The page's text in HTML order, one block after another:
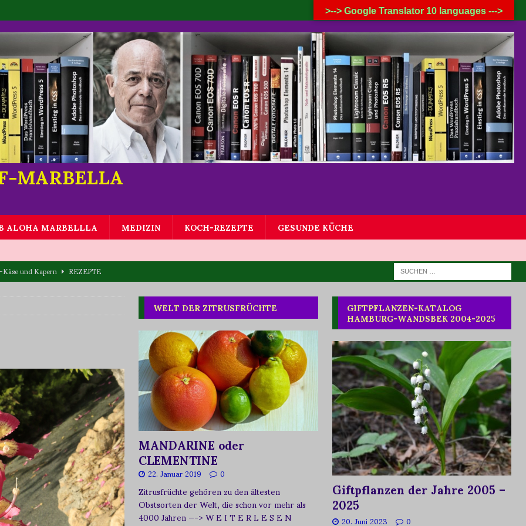
7. AUGUST 2026
MARBELLA
ALOHA MARBELLLA MEDIZIN KOCH-REZEPTE GESUNDE KÜCHE
und Kapern REZEPTE
Buschpflaume? WELT DER ZITRUSFRÜCHTE
MANDARINE oder
CLEMENTINE
22. Januar 2019 0
Zitrusfrüchte gehören zu den ältesten
Obstsorten der Welt, die schon vor mehr als
4000 Jahren—-> W E I T E R L E S E N
GIFTPFLANZEN-KATALOG
HAMBURG-WANDSBEK 2004-2025
Giftpflanzen der Jahre 2005 –
2025
20. Juni 2023 0
>--> Google Translator 10 languages --->